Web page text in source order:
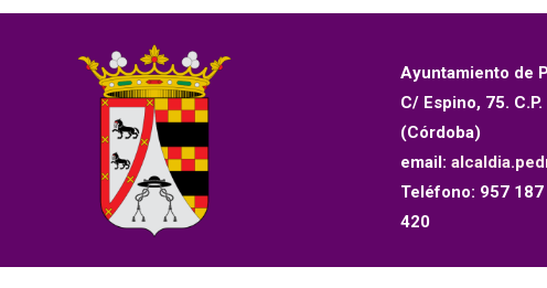
Ayuntamiento de
C/ Espino, 75.
(Córdoba)
email:
Teléfono: 957
420